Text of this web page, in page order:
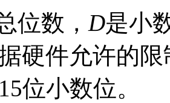
位数， D是小
硬件允许的
15位小数位。